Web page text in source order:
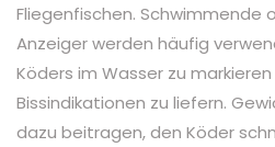
Fliegenfischen. Schwimmende
Anzeiger werden häufig
Köders im Wasser zu
Bissindikationen zu liefern.
dazu beitragen, den Köder